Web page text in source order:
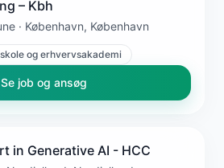
– Kbh
· København, København
og erhvervsakademi
Se job og ansøg
in Generative AI - HCC